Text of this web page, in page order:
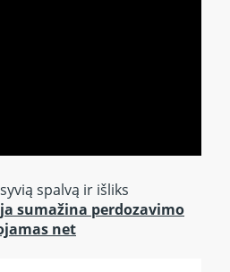
spalvą ir išliks
sumažina perdozavimo
net